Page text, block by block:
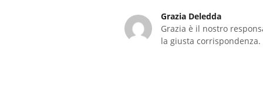
Grazia Deledda
Grazia è il nostro
la giusta